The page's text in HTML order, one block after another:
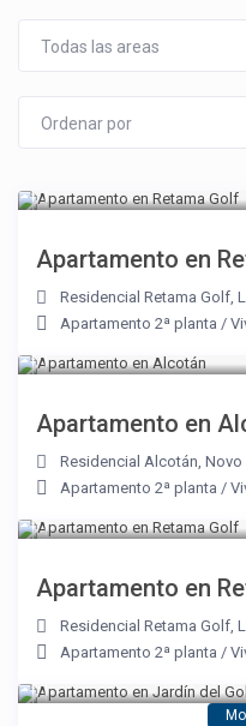
Todas las areas
Ordenar por
Apartamento en
Residencial Retama Golf,
Apartamento 2ª planta /
Apartamento en
Residencial Alcotán,Novo
Apartamento 2ª planta /
Apartamento en
Residencial Retama Golf,
Apartamento 2ª planta /